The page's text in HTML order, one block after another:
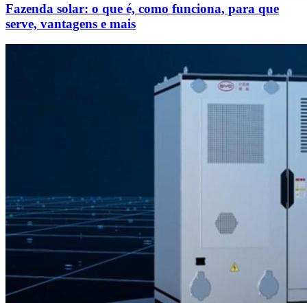
Fazenda solar: o que é, como funciona, para que
serve, vantagens e mais